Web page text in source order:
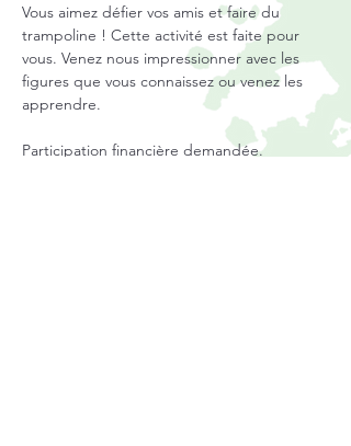
Vous aimez défier vos amis et faire du
trampoline ! Cette activité est faite pour
vous. Venez nous impressionner avec les
figures que vous connaissez ou venez les
apprendre.
Participation financière demandée.